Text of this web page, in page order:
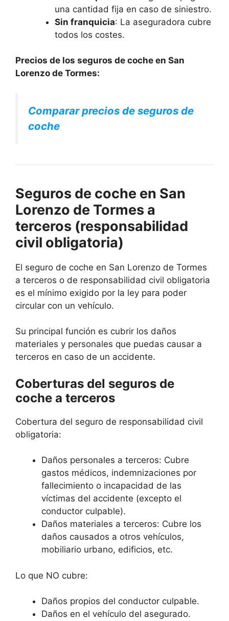
una cantidad fija en caso de siniestro.
Sin franquicia: La aseguradora cubre
todos los costes.
Precios de los seguros de coche en San
Lorenzo de Tormes:
Comparar precios de seguros de
coche
Seguros de coche en San
Lorenzo de Tormes a
terceros (responsabilidad
civil obligatoria)
El seguro de coche en San Lorenzo de Tormes
a terceros o de responsabilidad civil obligatoria
es el mínimo exigido por la ley para poder
circular con un vehículo.
Su principal función es cubrir los daños
materiales y personales que puedas causar a
terceros en caso de un accidente.
Coberturas del seguros de
coche a terceros
Cobertura del seguro de responsabilidad civil
obligatoria:
Daños personales a terceros: Cubre
gastos médicos, indemnizaciones por
fallecimiento o incapacidad de las
víctimas del accidente (excepto el
conductor culpable).
Daños materiales a terceros: Cubre los
daños causados a otros vehículos,
mobiliario urbano, edificios, etc.
Lo que NO cubre:
Daños propios del conductor culpable.
Daños en el vehículo del asegurado.